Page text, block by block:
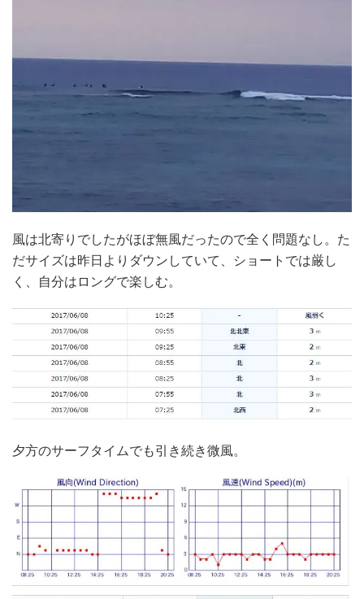
風は北寄りでしたがほぼ無風だったので全く問題なし。た
だサイズは昨日よりダウンしていて、ショートでは厳し
く、自分はロングで楽しむ。
夕方のサーフタイムでも引き続き微風。